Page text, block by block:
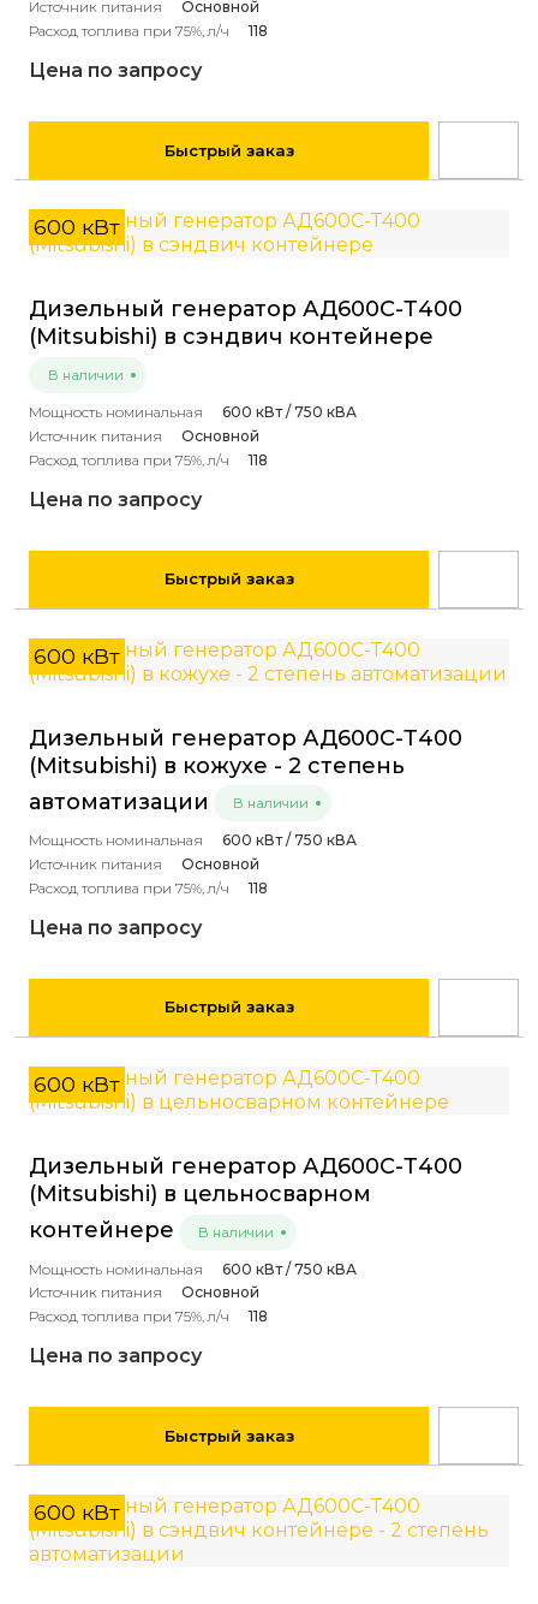
Источник питания
Основной
Расход топлива при 75%, л/ч
118
Цена по запросу
Быстрый заказ
600 кВт
Дизельный генератор АД600С-Т400
(Mitsubishi) в сэндвич контейнере
В наличии
Мощность номинальная
600 кВт / 750 кВА
Источник питания
Основной
Расход топлива при 75%, л/ч
118
Цена по запросу
Быстрый заказ
600 кВт
Дизельный генератор АД600С-Т400
(Mitsubishi) в кожухе - 2 степень
автоматизации
В наличии
Мощность номинальная
600 кВт / 750 кВА
Источник питания
Основной
Расход топлива при 75%, л/ч
118
Цена по запросу
Быстрый заказ
600 кВт
Дизельный генератор АД600С-Т400
(Mitsubishi) в цельносварном
контейнере
В наличии
Мощность номинальная
600 кВт / 750 кВА
Источник питания
Основной
Расход топлива при 75%, л/ч
118
Цена по запросу
Быстрый заказ
600 кВт